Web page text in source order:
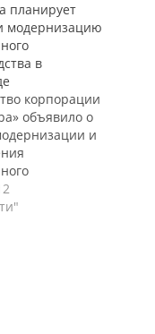
планирует
модернизацию
в
корпорации
объявило о
и
в городе
(Россия). Кроме